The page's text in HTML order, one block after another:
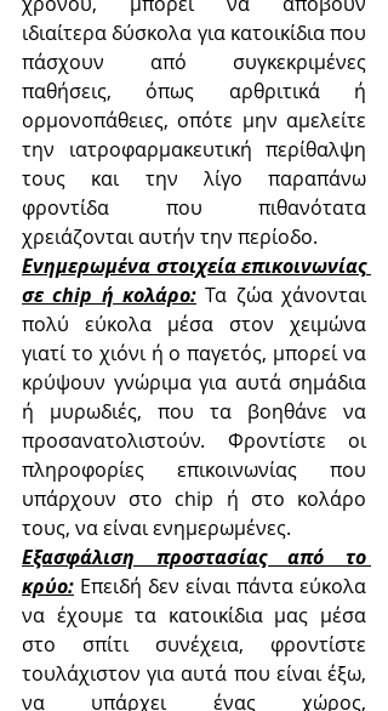
ιδιαίτερα δύσκολα για κατοικίδια που
πάσχουν από συγκεκριμένες
παθήσεις, όπως αρθριτικά ή
ορμονοπάθειες, οπότε μην αμελείτε
την ιατροφαρμακευτική περίθαλψη
τους και την λίγο παραπάνω
φροντίδα που πιθανότατα
χρειάζονται αυτήν την περίοδο.
Ενημερωμένα στοιχεία επικοινωνίας
σε chip ή κολάρο: Τα ζώα χάνονται
πολύ εύκολα μέσα στον χειμώνα
γιατί το χιόνι ή ο παγετός, μπορεί να
κρύψουν γνώριμα για αυτά σημάδια
ή μυρωδιές, που τα βοηθάνε να
προσανατολιστούν. Φροντίστε οι
πληροφορίες επικοινωνίας που
υπάρχουν στο chip ή στο κολάρο
τους, να είναι ενημερωμένες.
Εξασφάλιση προστασίας από το
κρύο: Επειδή δεν είναι πάντα εύκολα
να έχουμε τα κατοικίδια μας μέσα
στο σπίτι συνέχεια, φροντίστε
τουλάχιστον για αυτά που είναι έξω,
να υπάρχει ένας χώρος,